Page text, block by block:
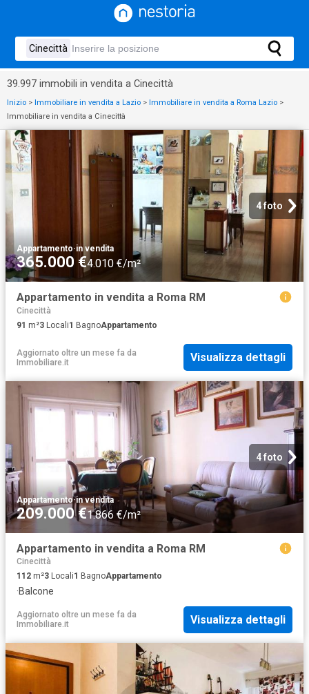
39.997 immobili in vendita a Cinecittà
Inizio > Immobiliare in vendita a Lazio > Immobiliare in vendita a Roma Lazio >
Immobiliare in vendita a Cinecittà
4 foto
Appartamento·in vendita
365.000 €4.010 €/m²
Appartamento in vendita a Roma RM
Cinecittà
91 m²3 Locali1 BagnoAppartamento
Aggiornato oltre un mese fa da
Immobiliare.it
Visualizza dettagli
4 foto
Appartamento·in vendita
209.000 €1.866 €/m²
Appartamento in vendita a Roma RM
Cinecittà
112 m²3 Locali1 BagnoAppartamento
·Balcone
Aggiornato oltre un mese fa da
Immobiliare.it
Visualizza dettagli